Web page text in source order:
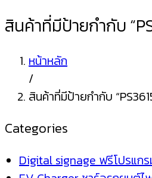
สินค้าที่มีป้ายกำกับ
หน้าหลัก
/
สินค้าที่มีป้ายกำกับ
Categories
Digital signage ฟรีโปรแก